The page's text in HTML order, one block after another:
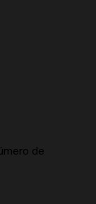
de